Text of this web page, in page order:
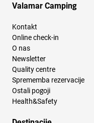
Valamar Camping
Kontakt
Online check-in
O nas
Newsletter
Quality centre
Sprememba rezervacije
Ostali pogoji
Health&Safety